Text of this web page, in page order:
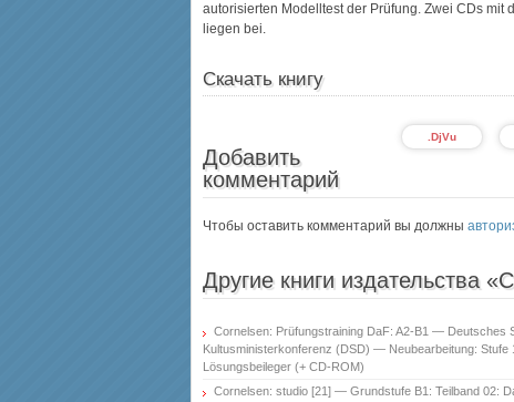
autorisierten Modelltest der Prüfung. Zwei CDs mit
liegen bei.
Скачать книгу
.DjVu
Добавить
комментарий
Чтобы оставить комментарий вы должны
Другие книги издательства
Cornelsen: Prüfungstraining DaF: A2-B1 — Deutsches
Kultusministerkonferenz (DSD) — Neubearbeitung: Stufe
Lösungsbeileger (+ CD-ROM)
Cornelsen: studio [21] — Grundstufe B1: Teilband 02: